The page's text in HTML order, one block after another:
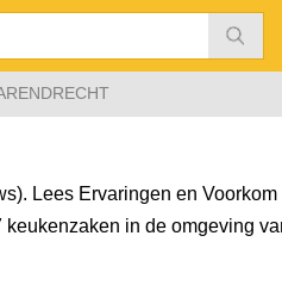
Lees Ervaringen en
in de omgeving